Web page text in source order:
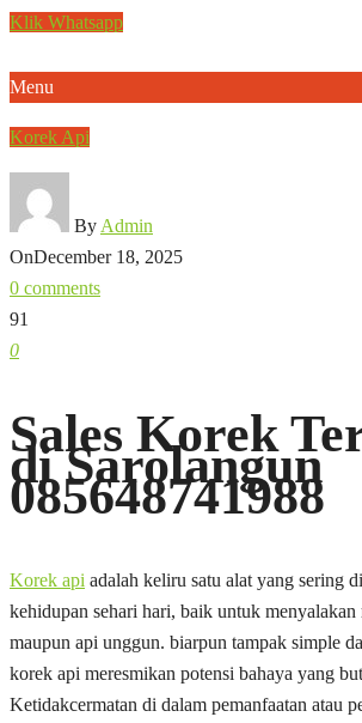
Klik Whatsapp
Menu
Korek Api
By Admin
OnDecember 18, 2025
0 comments
91
0
Sales Korek
di Sarolangun
085648741988
Korek api adalah keliru satu alat yang sering
kehidupan sehari hari, baik untuk
maupun api unggun. biarpun tampak simple
korek api meresmikan potensi bahaya yang
Ketidakcermatan di dalam pemanfaatan atau